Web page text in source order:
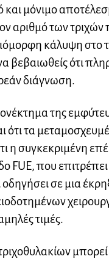
μόνιμο
αριθμό των τριχών
κάλυψη στο
βεβαιωθείς ότι
διάγνωση.
της
ότι τα
η συγκεκριμένη
FUE, που
σε μια
τιμές.
μπορεί